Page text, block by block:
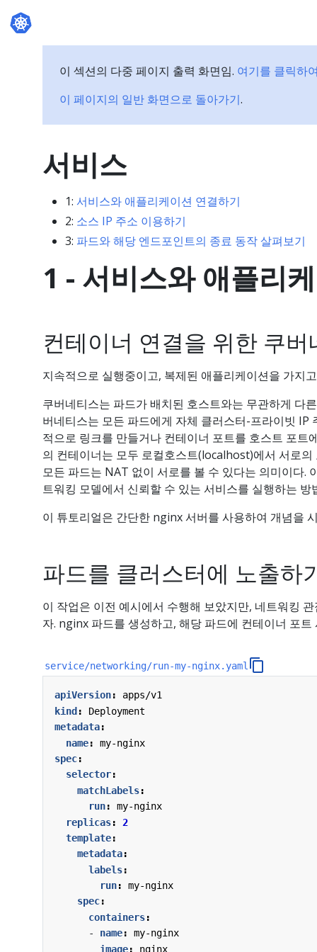
이 섹션의 다중 페이지 출력 화면임. 여기를 클릭하
이 페이지의 일반 화면으로 돌아가기.
서비스
1: 서비스와 애플리케이션 연결하기
2: 소스 IP 주소 이용하기
3: 파드와 해당 엔드포인트의 종료 동작 살펴보기
1 - 서비스와 애플리
컨테이너 연결을 위한 쿠
지속적으로 실행중이고, 복제된 애플리케이션을 가지
쿠버네티스는 파드가 배치된 호스트와는 무관하게 다
버네티스는 모든 파드에게 자체 클러스터-프라이빗 IP
적으로 링크를 만들거나 컨테이너 포트를 호스트 포트
의 컨테이너는 모두 로컬호스트(localhost)에서 서로
모든 파드는 NAT 없이 서로를 볼 수 있다는 의미이다.
트워킹 모델에서 신뢰할 수 있는 서비스를 실행하는
이 튜토리얼은 간단한 nginx 서버를 사용하여 개념을
파드를 클러스터에 노출하
이 작업은 이전 예시에서 수행해 보았지만, 네트워킹
자. nginx 파드를 생성하고, 해당 파드에 컨테이너 포트
service/networking/run-my-nginx.yaml
apiVersion:
apps/v1
kind :
Deployment
metadata:
name:
my-nginx
spec:
selector:
matchLabels:
run:
my-nginx
replicas:
2
template:
metadata:
labels:
run:
my-nginx
spec:
containers:
- name:
my-nginx
image: nginx